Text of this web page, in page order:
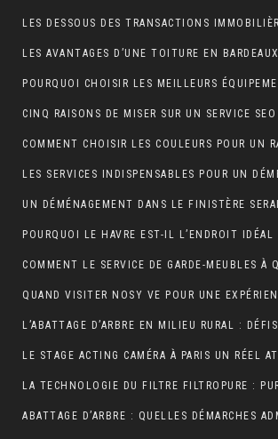
LES AVANTAGES D’UNE TOITURE EN BARDEAUX